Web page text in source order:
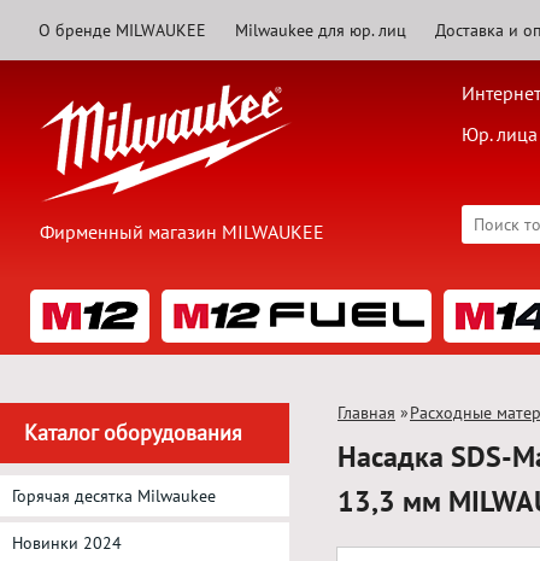
О бренде MILWAUKEE Milwaukee для юр. лиц Доставка и
Фирменный магазин MILWAUKEE
Юр. лица
Каталог оборудования
Горячая десятка Milwaukee
Новинки 2024
Главная »Расходные
Насадка SDS-
13,3 мм